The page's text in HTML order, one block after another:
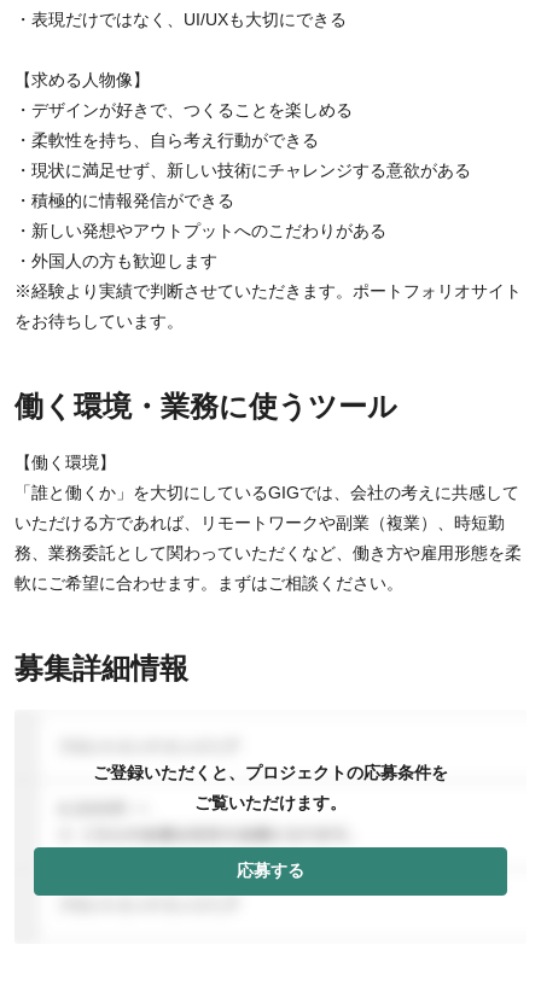
・表現だけではなく、UI/UXも大切にできる
【求める人物像】
・デザインが好きで、つくることを楽しめる
・柔軟性を持ち、自ら考え行動ができる
・現状に満足せず、新しい技術にチャレンジする意欲がある
・積極的に情報発信ができる
・新しい発想やアウトプットへのこだわりがある
・外国人の方も歓迎します
※経験より実績で判断させていただきます。ポートフォリオサイト
をお待ちしています。
働く環境・業務に使うツール
【働く環境】
「誰と働くか」を大切にしているGIGでは、会社の考えに共感して
いただける方であれば、リモートワークや副業（複業）、時短勤
務、業務委託として関わっていただくなど、働き方や雇用形態を柔
軟にご希望に合わせます。まずはご相談ください。
募集詳細情報
ご登録いただくと、プロジェクトの応募条件を
ご覧いただけます。
応募する